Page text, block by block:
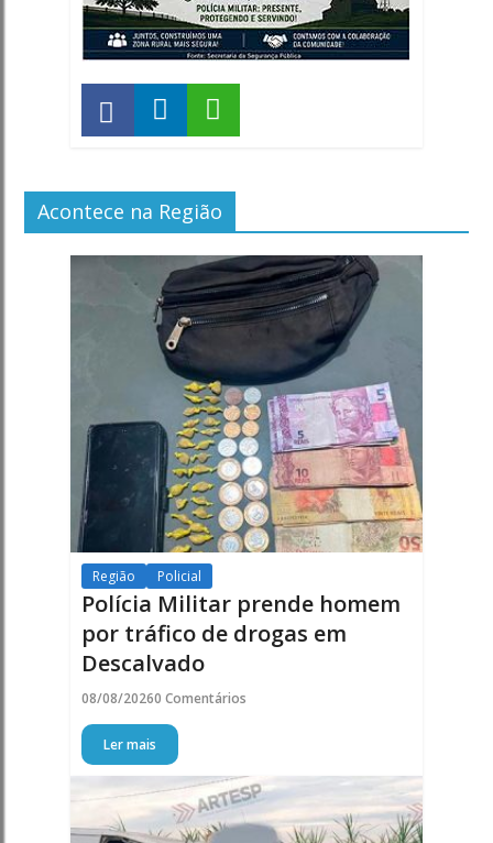
Acontece na Região
Região Policial
Polícia Militar prende homem
por tráfico de drogas em
Descalvado
08/08/20260 Comentários
Ler mais